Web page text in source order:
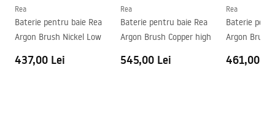
Diametru pentru conectare
Distanța dintre racorduri
150mm
Garantie
5 ani
Rea
Baterie pentru baie Rea
Argon Brush Nickel Low
437,00 Lei
Rea
Baterie pentru baie Rea
Argon Brush Copper high
545,00 Lei
Rea
Baterie
Argon Brush
461,00